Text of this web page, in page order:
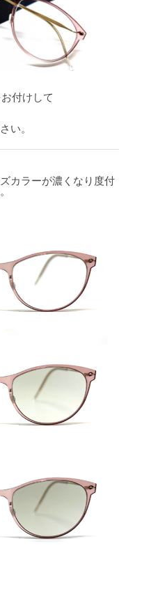
付けして
い。
カラーが濃くなり度付